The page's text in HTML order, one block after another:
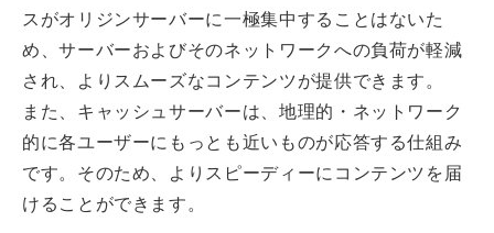
スがオリジンサーバーに一極集中することはないた
め、サーバーおよびそのネットワークへの負荷が軽減
され、よりスムーズなコンテンツが提供できます。
また、キャッシュサーバーは、地理的・ネットワーク
的に各ユーザーにもっとも近いものが応答する仕組み
です。そのため、よりスピーディーにコンテンツを届
けることができます。